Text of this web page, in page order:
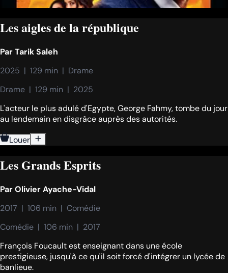
Les aigles de la république
ParTarik Saleh
2025  |  129 min  |  Drame
Drame  |  129 min  |  2025
L'acteur le plus adulé d'Egypte, George Fahmy, tombe du jour
au lendemain en disgrâce auprès des autorités.
Louer
Les Grands Esprits
ParOlivier Ayache-Vidal
2017  |  106 min  |  Comédie
Comédie  |  106 min  |  2017
François Foucault est enseignant dans une école
prestigieuse, jusqu'à ce qu'il soit forcé d'intégrer un lycée de
banlieue.